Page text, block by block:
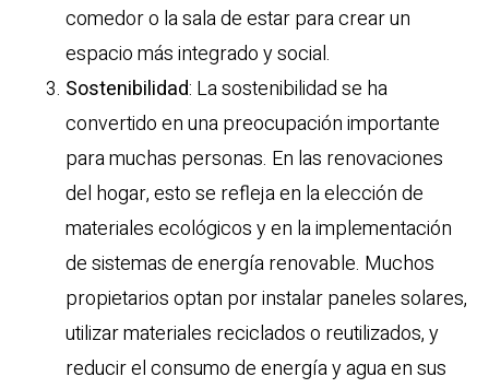
comedor o la sala de estar para crear un
espacio más integrado y social.
Sostenibilidad: La sostenibilidad se ha
convertido en una preocupación importante
para muchas personas. En las renovaciones
del hogar, esto se refleja en la elección de
materiales ecológicos y en la implementación
de sistemas de energía renovable. Muchos
propietarios optan por instalar paneles solares,
utilizar materiales reciclados o reutilizados, y
reducir el consumo de energía y agua en sus